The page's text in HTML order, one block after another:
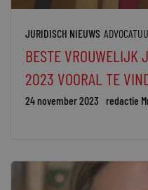
JURIDISCH NIEUWS
BESTE VROUWELIJK
2023 VOORAL TE
24 november 2023 redactie